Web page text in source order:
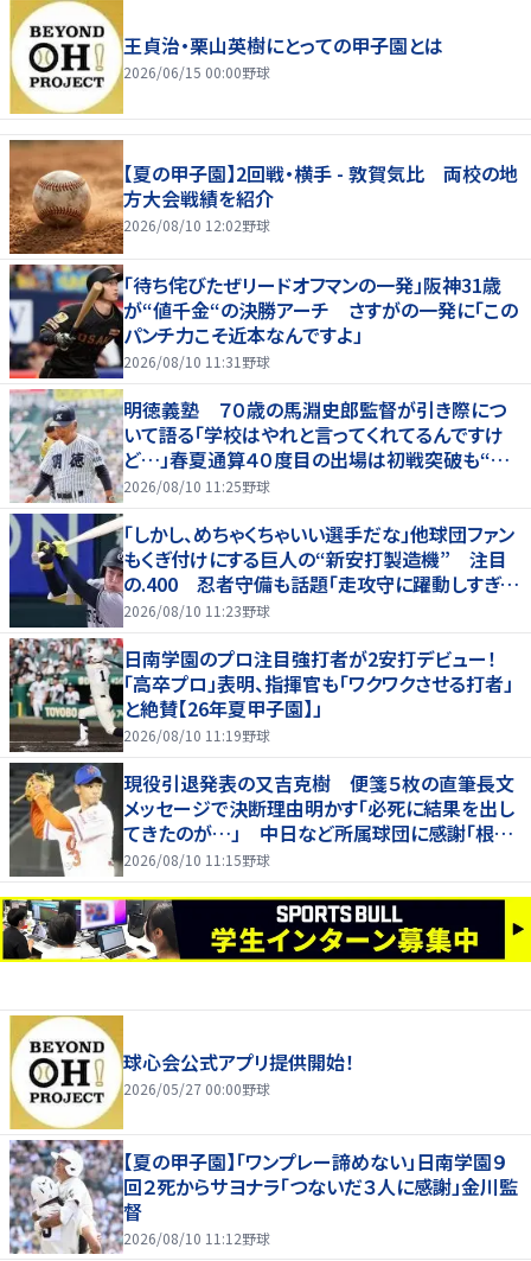
王貞治・栗山英樹にとっての甲子園とは
2026/06/15 00:00野球
【夏の甲子園】2回戦・横手 - 敦賀気比 両校の地
方大会戦績を紹介
2026/08/10 12:02野球
「待ち侘びたぜリードオフマンの一発」阪神31歳
が“値千金“の決勝アーチ さすがの一発に「この
パンチ力こそ近本なんですよ」
2026/08/10 11:31 野球
明徳義塾 ７０歳の馬淵史郎監督が引き際につ
いて語る「学校はやれと言ってくれてるんですけ
ど…」春夏通算４０度目の出場は初戦突破も“馬
淵節”炸裂
2026/08/10 11:25野球
「しかし、めちゃくちゃいい選手だな」他球団ファン
もくぎ付けにする巨人の“新安打製造機” 注目
の.400 忍者守備も話題「走攻守に躍動しすぎだ
ろ」
2026/08/10 11:23野球
日南学園のプロ注目強打者が2安打デビュー！
「高卒プロ」表明、指揮官も「ワクワクさせる打者」
と絶賛【26年夏甲子園】」
2026/08/10 11:19野球
現役引退発表の又吉克樹 便箋５枚の直筆長文
メッセージで決断理由明かす「必死に結果を出し
てきたのが…」 中日など所属球団に感謝「根気
強く指導してもらった」
2026/08/10 11:15野球
球心会公式アプリ提供開始！
2026/05/27 00:00野球
【夏の甲子園】「ワンプレー諦めない」日南学園９
回２死からサヨナラ「つないだ３人に感謝」金川監
督
2026/08/10 11:12野球